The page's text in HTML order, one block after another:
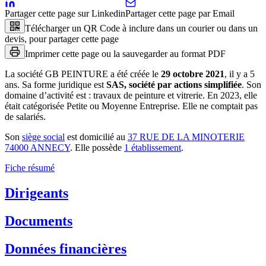
Partager cette page sur LinkedinPartager cette page par Email
Télécharger un QR Code à inclure dans un courier ou dans un
devis, pour partager cette page
Imprimer cette page ou la sauvegarder au format PDF
La société GB PEINTURE a été créée le 29 octobre 2021, il y a 5
ans. Sa forme juridique est SAS, société par actions simplifiée. Son
domaine d’activité est : travaux de peinture et vitrerie. En 2023, elle
était catégorisée Petite ou Moyenne Entreprise. Elle ne comptait pas
de salariés.
Son siège social est domicilié au 37 RUE DE LA MINOTERIE
74000 ANNECY. Elle possède 1 établissement.
Fiche résumé
Dirigeants
Documents
Données financières